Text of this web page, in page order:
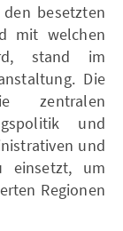
besetzten
mit welchen
stand im
Die
zentralen
und
und
einsetzt, um
Regionen